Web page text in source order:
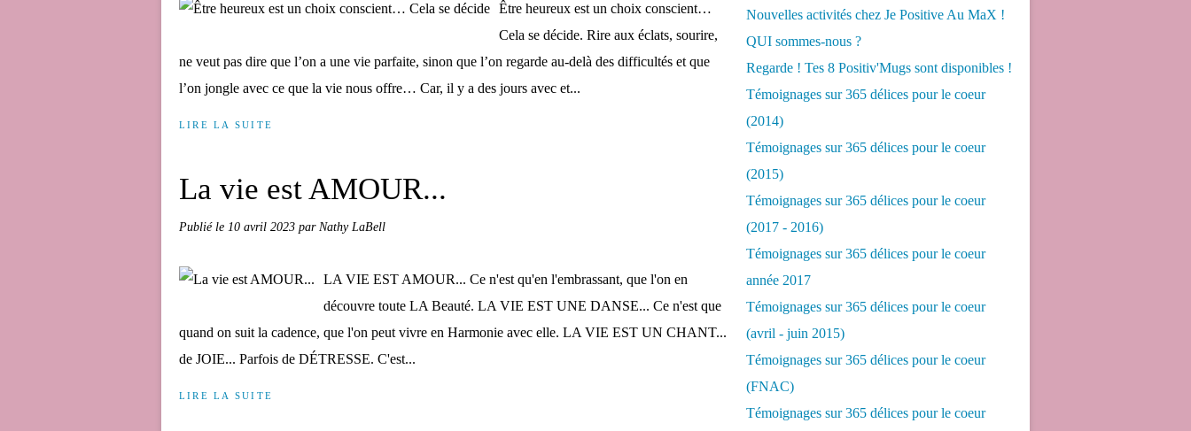
Être heureux est un choix conscient…
Cela se décide. Rire aux éclats, sourire,
ne veut pas dire que l’on a une vie parfaite, sinon que l’on regarde au-delà des difficultés et que
l’on jongle avec ce que la vie nous offre… Car, il y a des jours avec et...
LIRE LA SUITE
La vie est AMOUR...
Publié le 10 avril 2023 par Nathy LaBell
LA VIE EST AMOUR... Ce n'est qu'en l'embrassant, que l'on en
découvre toute LA Beauté. LA VIE EST UNE DANSE... Ce n'est que
quand on suit la cadence, que l'on peut vivre en Harmonie avec elle. LA VIE EST UN CHANT...
de JOIE... Parfois de DÉTRESSE. C'est...
LIRE LA SUITE
Nouvelles activités chez Je Positive Au MaX !
QUI sommes-nous ?
Regarde ! Tes 8 Positiv'Mugs sont disponibles !
Témoignages sur 365 délices pour le coeur
(2014)
Témoignages sur 365 délices pour le coeur
(2015)
Témoignages sur 365 délices pour le coeur
(2017 - 2016)
Témoignages sur 365 délices pour le coeur
année 2017
Témoignages sur 365 délices pour le coeur
(avril - juin 2015)
Témoignages sur 365 délices pour le coeur
(FNAC)
Témoignages sur 365 délices pour le coeur